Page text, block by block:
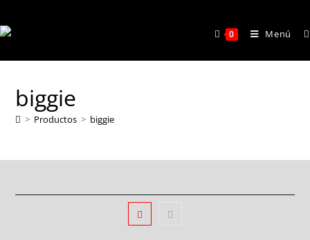
0 Menú
biggie
> Productos > biggie